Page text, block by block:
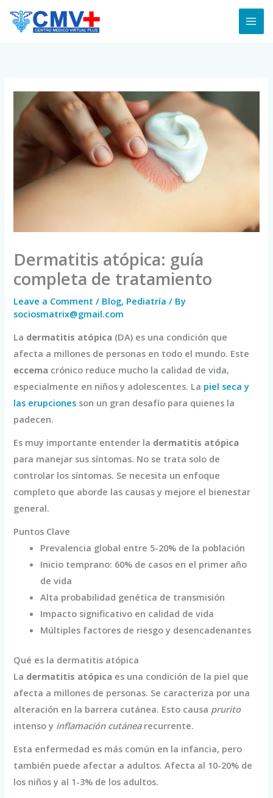
Dermatitis atópica: guía
completa de tratamiento
Leave a Comment / Blog, Pediatría / By
sociosmatrix@gmail.com
La dermatitis atópica (DA) es una condición que
afecta a millones de personas en todo el mundo. Este
eccema crónico reduce mucho la calidad de vida,
especialmente en niños y adolescentes. La piel seca y
las erupciones son un gran desafío para quienes la
padecen.
Es muy importante entender la dermatitis atópica
para manejar sus síntomas. No se trata solo de
controlar los síntomas. Se necesita un enfoque
completo que aborde las causas y mejore el bienestar
general.
Puntos Clave
Prevalencia global entre 5-20% de la población
Inicio temprano: 60% de casos en el primer año
de vida
Alta probabilidad genética de transmisión
Impacto significativo en calidad de vida
Múltiples factores de riesgo y desencadenantes
Qué es la dermatitis atópica
La dermatitis atópica es una condición de la piel que
afecta a millones de personas. Se caracteriza por una
alteración en la barrera cutánea. Esto causa prurito
intenso y inflamación cutánearecurrente.
Esta enfermedad es más común en la infancia, pero
también puede afectar a adultos. Afecta al 10-20% de
los niños y al 1-3% de los adultos.